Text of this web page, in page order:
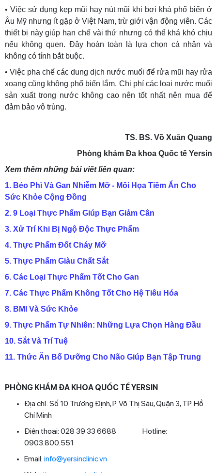
• Việc sử dụng kẹp mũi hay nút mũi khi bơi khá phổ biến ở
Âu Mỹ nhưng ít gặp ở Việt Nam, trừ giới vận động viên. Các
thiết bị này giúp hạn chế vài thứ nhưng có thể khá khó chịu
nếu không quen. Đây hoàn toàn là lựa chọn cá nhân và
không có tính bắt buộc.
• Việc pha chế các dung dịch nước muối để rửa mũi hay rửa
xoang cũng không phổ biến lắm. Chi phí các loại nước muối
sản xuất trong nước không cao nên tốt nhất nên mua để
đảm bảo vô trùng.
TS. BS. Võ Xuân Quang
Phòng khám Đa khoa Quốc tế Yersin
Xem thêm những bài viết liên quan:
1. Béo Phì Và Gan Nhiễm Mỡ - Mối Họa Tiềm Ẩn Cho
Sức Khỏe Cộng Đồng
2. 9 Loại Thực Phẩm Giúp Bạn Giảm Cân
3. Xử Trí Khi Bị Ngộ Độc Thực Phẩm
4. Thực Phẩm Đốt Cháy Mỡ
5. Thực Phẩm Giàu Chất Sắt
6. Các Loại Thực Phẩm Tốt Cho Gan
7. Các Thực Phẩm Không Tốt Cho Hệ Tiêu Hóa
8. BMI Và Sức Khỏe
9. Thực Phẩm Tự Nhiên: Những Lựa Chọn Hàng Đầu
10. Sắt Và Trí Tuệ
11. Thức Ăn Bổ Dưỡng Cho Não Giúp Bạn Tập Trung
PHÒNG KHÁM ĐA KHOA QUỐC TẾ YERSIN
Địa chỉ: Số 10 Trương Định, P. Võ Thị Sáu, Quận 3, TP. Hồ
Chí Minh
Điện thoại: 028 39 33 6688 Hotline:
0903.800.551
Email: info@yersinclinic.vn